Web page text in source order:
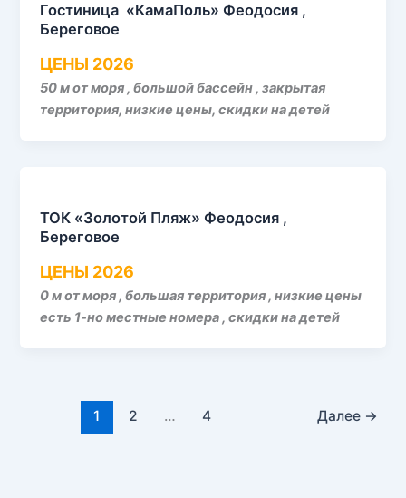
Гостиница «КамаПоль» Феодосия ,
Береговое
ЦЕНЫ 2026
50 м от моря , большой бассейн , закрытая
территория, низкие цены, скидки на детей
ТОК «Золотой Пляж» Феодосия ,
Береговое
ЦЕНЫ 2026
0 м от моря , большая территория , низкие цены
есть 1-но местные номера , скидки на детей
1 2 … 4 Далее →